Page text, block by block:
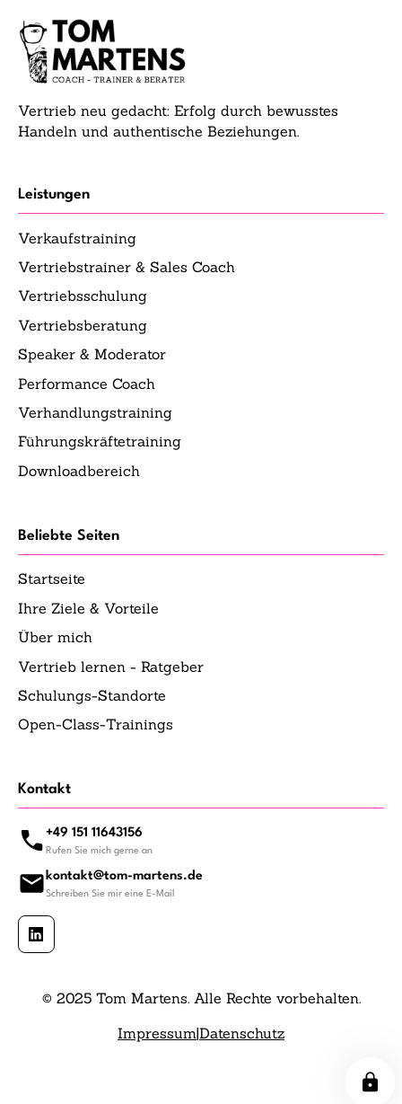
Vertrieb neu gedacht: Erfolg durch bewusstes
Handeln und authentische Beziehungen.
Leistungen
Verkaufstraining
Vertriebstrainer & Sales Coach
Vertriebsschulung
Vertriebsberatung
Speaker & Moderator
Performance Coach
Verhandlungstraining
Führungskräftetraining
Downloadbereich
Beliebte Seiten
Startseite
Ihre Ziele & Vorteile
Über mich
Vertrieb lernen - Ratgeber
Schulungs-Standorte
Open-Class-Trainings
Kontakt
+49 151 11643156
Rufen Sie mich gerne an
kontakt@tom-martens.de
Schreiben Sie mir eine E-Mail
© 2025 Tom Martens. Alle Rechte vorbehalten.
Impressum|Datenschutz